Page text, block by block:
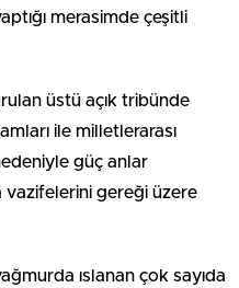
merasimde çeşitli
üstü açık tribünde
ile milletlerarası
güç anlar
vazifelerini gereği üzere
ıslanan çok sayıda